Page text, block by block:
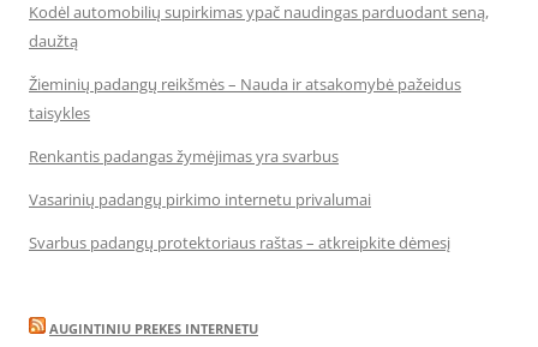
Kodėl automobilių supirkimas ypač naudingas parduodant seną,
daužtą
Žieminių padangų reikšmės – Nauda ir atsakomybė pažeidus
taisykles
Renkantis padangas žymėjimas yra svarbus
Vasarinių padangų pirkimo internetu privalumai
Svarbus padangų protektoriaus raštas – atkreipkite dėmesį
AUGINTINIU PREKES INTERNETU